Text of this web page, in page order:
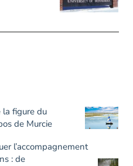
la figure du
de Murcie
l’accompagnement
: de